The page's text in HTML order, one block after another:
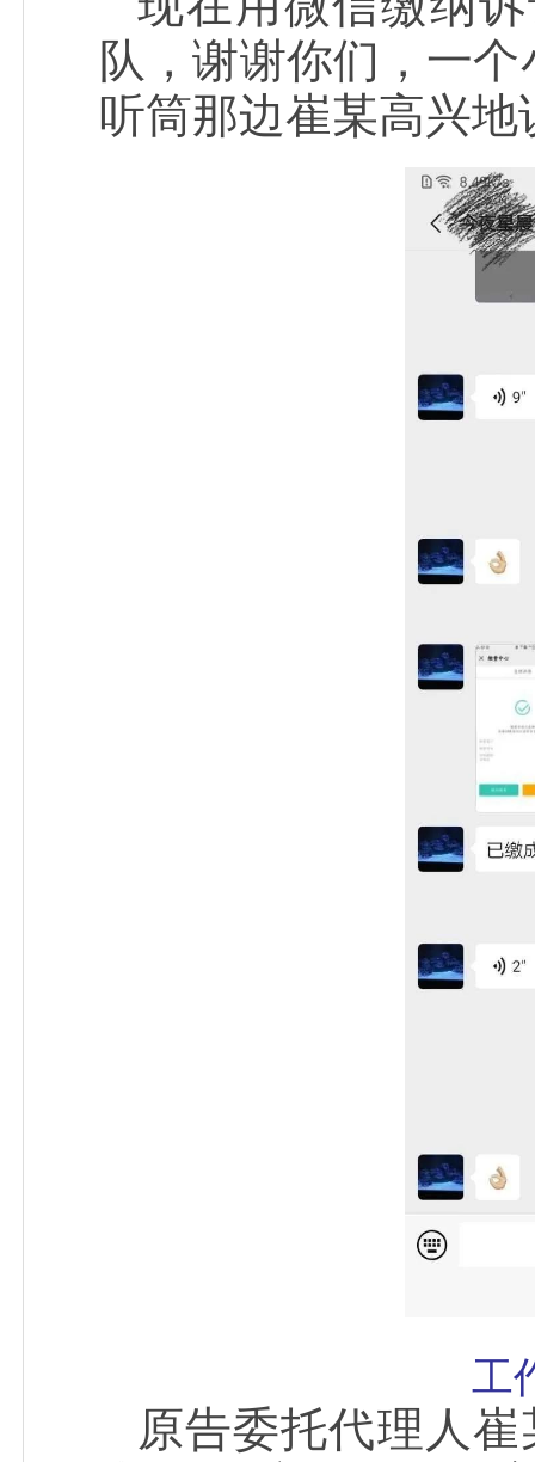
队，谢谢你们，一
听筒那边崔某高兴地
工
原告委托代理人